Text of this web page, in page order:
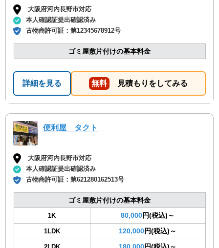
大阪府河内長野市対応
本人確認証提出確認済み
古物商許可証：第12345678912号
ゴミ屋敷片付けの基本料金
詳細を見る 無料 見積もりをしてみる
便利屋 タクト
大阪府河内長野市対応
本人確認証提出確認済み
古物商許可証：第621280162513号
ゴミ屋敷片付けの基本料金
1K 80,000円(税込)～
1LDK 120,000円(税込)～